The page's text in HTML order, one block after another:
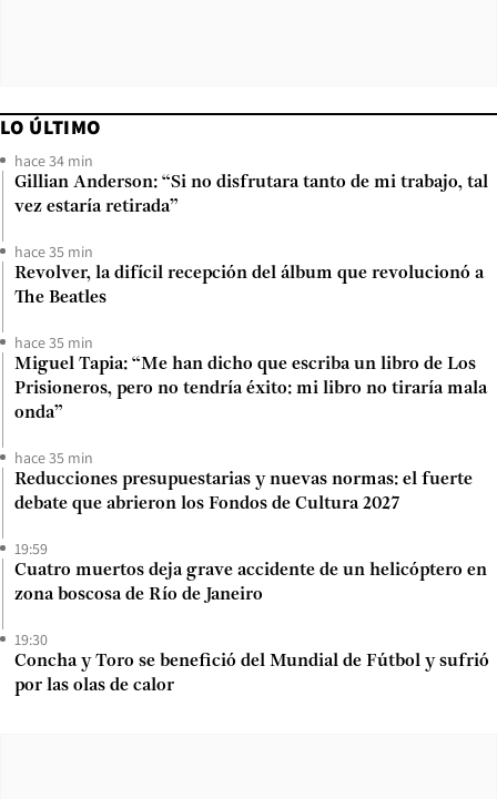
LO ÚLTIMO
hace 34 min
Gillian Anderson: “Si no disfrutara tanto de mi trabajo, tal
vez estaría retirada”
hace 35 min
Revolver, la difícil recepción del álbum que revolucionó a
The Beatles
hace 35 min
Miguel Tapia: “Me han dicho que escriba un libro de Los
Prisioneros, pero no tendría éxito: mi libro no tiraría mala
onda”
hace 35 min
Reducciones presupuestarias y nuevas normas: el fuerte
debate que abrieron los Fondos de Cultura 2027
19:59
Cuatro muertos deja grave accidente de un helicóptero en
zona boscosa de Río de Janeiro
19:30
Concha y Toro se benefició del Mundial de Fútbol y sufrió
por las olas de calor